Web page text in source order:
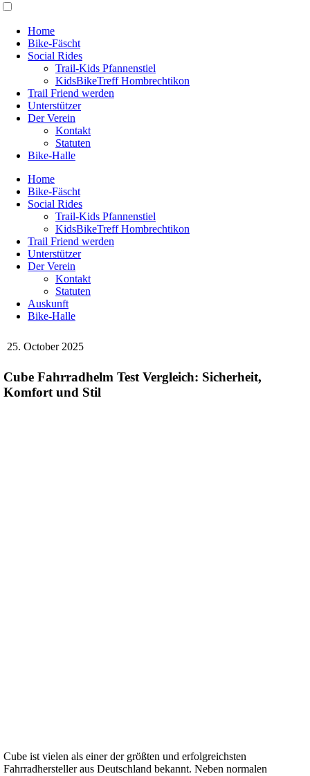
Home
Bike-Fäscht
Social Rides
Trail-Kids Pfannenstiel
KidsBikeTreff Hombrechtikon
Trail Friend werden
Unterstützer
Der Verein
Kontakt
Statuten
Bike-Halle
Home
Bike-Fäscht
Social Rides
Trail-Kids Pfannenstiel
KidsBikeTreff Hombrechtikon
Trail Friend werden
Unterstützer
Der Verein
Kontakt
Statuten
Auskunft
Bike-Halle
25. October 2025
Cube Fahrradhelm Test Vergleich: Sicherheit,
Komfort und Stil
Cube ist vielen als einer der größten und erfolgreichsten
Fahrradhersteller aus Deutschland bekannt. Neben normalen